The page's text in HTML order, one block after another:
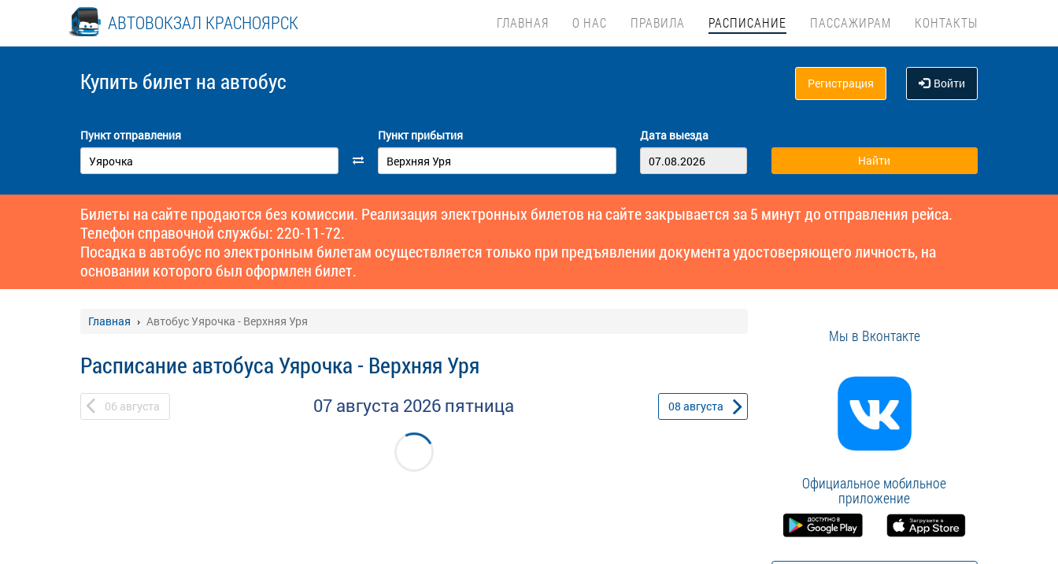
АВТОВОКЗАЛ КРАСНОЯРСК ГЛАВНАЯ О НАС ПРАВИЛА РАСПИСАНИЕ ПАССАЖИРАМ КОНТАКТЫ
Купить билет на автобус Регистрация Войти
Пункт отправления Пункт прибытия Дата выезда
Билеты на сайте продаются без комиссии. Реализация электронных билетов на сайте закрывается за 5 минут до отправления рейса.
Телефон справочной службы: 220-11-72.
Посадка в автобус по электронным билетам осуществляется только при предъявлении документа удостоверяющего личность, на
основании которого был оформлен билет.
Главная Автобус Уярочка - Верхняя Уря
Расписание автобуса Уярочка - Верхняя Уря
06 августа 07 августа 2026 пятница 08 августа
Мы в Вконтакте
Официальное мобильное
приложение